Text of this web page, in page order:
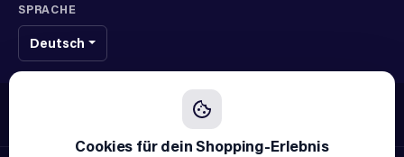
SPRACHE
Deutsch
Wir verkaufen originale Ersatzteile vieler verschiedener Marken und
Hersteller. Wir sind kein offizieller Lieferant einer Marke.